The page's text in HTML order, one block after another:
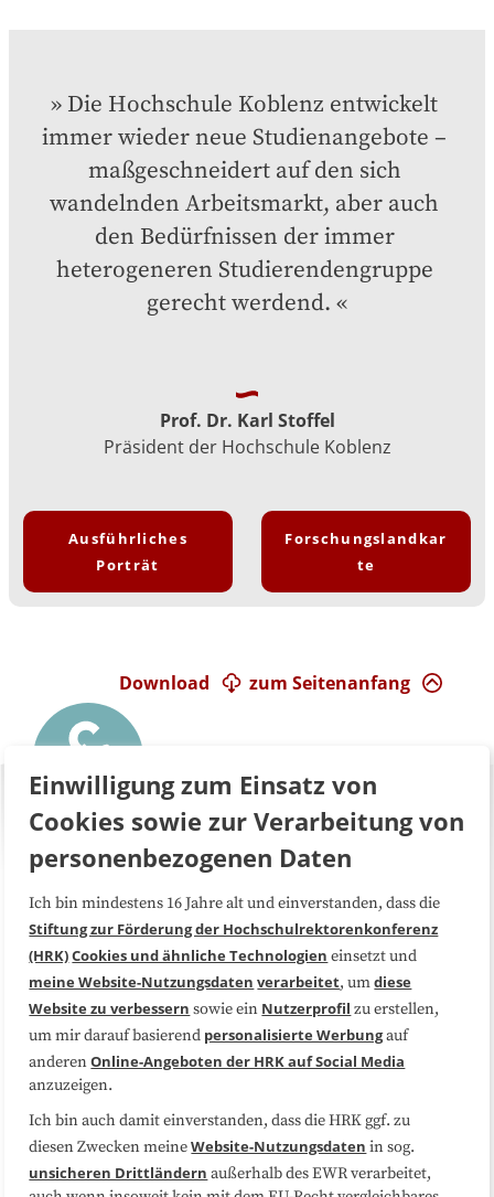
Die Hochschule Koblenz entwickelt
immer wieder neue Studienangebote –
maßgeschneidert auf den sich
wandelnden Arbeitsmarkt, aber auch
den Bedürfnissen der immer
heterogeneren Studierendengruppe
gerecht werdend.
Prof. Dr. Karl Stoffel
Präsident der Hochschule Koblenz
Ausführliches
Porträt
Forschungslandkar
te
zum Seitenanfang
Download
Über uns FAQ
Medienarbeit Kooperationen
Datenschutzerklärung Impressum
Sitemap
Folgen Sie uns
Einwilligung zum Einsatz von
Cookies sowie zur Verarbeitung von
personenbezogenen Daten
Ich bin mindestens 16 Jahre alt und einverstanden, dass die
Stiftung zur Förderung der Hochschulrektorenkonferenz
(HRK)Cookies und ähnliche Technologien einsetzt und
meine Website-Nutzungsdaten verarbeitet, umdiese
Website zu verbessern sowie ein Nutzerprofil zu erstellen,
um mir darauf basierend personalisierte Werbungauf
anderenOnline-Angeboten der HRK auf Social Media
anzuzeigen.
Ich bin auch damit einverstanden, dass die HRK ggf. zu
diesen Zwecken meineWebsite-Nutzungsdaten in sog.
unsicheren Drittländern außerhalb des EWR verarbeitet,